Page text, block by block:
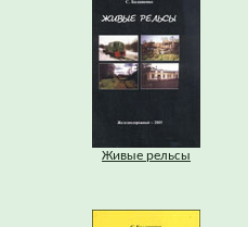
Живые рельсы